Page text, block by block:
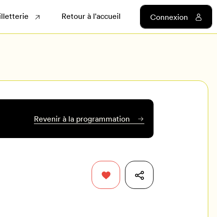
Retour à l'accueil Connexion
Revenir à la programmation